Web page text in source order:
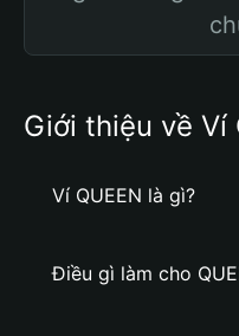
Giới thiệu về Ví
Ví QUEEN là gì?
Điều gì làm cho